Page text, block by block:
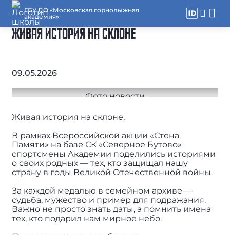
ГБУ ДО «Московская горнолыжная
академия»
ЖИВАЯ ИСТОРИЯ НА СКЛОНЕ
09.05.2026
Живая история на склоне.
В рамках Всероссийской акции «Стена
Памяти» на базе СК «Северное Бутово»
спортсмены Академии поделились историями
о своих родных — тех, кто защищал нашу
страну в годы Великой Отечественной войны.
За каждой медалью в семейном архиве —
судьба, мужество и пример для подражания.
Важно не просто знать даты, а помнить имена
тех, кто подарил нам мирное небо.